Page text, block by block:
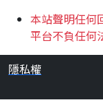
本站聲明任何
平台不負任何
隱私權